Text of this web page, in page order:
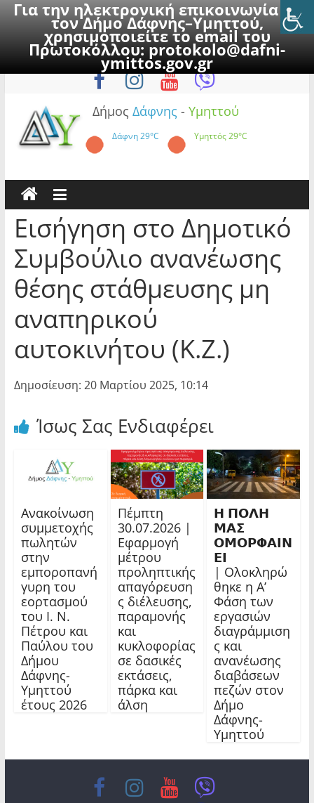
Για την ηλεκτρονική επικοινωνία με
τον Δήμο Δάφνης–Υμηττού,
χρησιμοποιείτε το email του
Πρωτοκόλλου:protokolo@dafni-
ymittos.gov.gr
to
Κυριακή, 9 Αυγούστου 2026
Δήμος Δάφνης - Υμηττού
Δάφνη29°C Υμηττός29°C
Εισήγηση στο Δημοτικό
Συμβούλιο ανανέωσης
θέσης στάθμευσης μη
αναπηρικού
αυτοκινήτου (Κ.Ζ.)
Δημοσίευση: 20 Μαρτίου 2025, 10:14
Ίσως Σας Ενδιαφέρει
Ανακοίνωση
συμμετοχής
πωλητών
στην
εμποροπανή
γυρη του
εορτασμού
του Ι. Ν.
Πέτρου και
Παύλου του
Δήμου
Δάφνης-
Υμηττού
έτους 2026
Πέμπτη
30.07.2026 |
Εφαρμογή
μέτρου
προληπτικής
απαγόρευση
ς διέλευσης,
παραμονής
και
κυκλοφορίας
σε δασικές
εκτάσεις,
πάρκα και
άλση
𝝜 𝝥𝝤𝝠𝝜
𝝡𝝖𝝨
𝝤𝝡𝝤𝝦𝝫𝝖𝝞𝝢
𝝚𝝞
| Ολοκληρώ
θηκε η Α’
Φάση των
εργασιών
διαγράμμιση
ς και
ανανέωσης
διαβάσεων
πεζών στον
Δήμο
Δάφνης-
Υμηττού